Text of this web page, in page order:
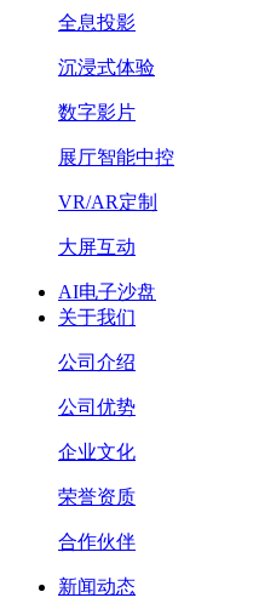
全息投影
沉浸式体验
数字影片
展厅智能中控
VR/AR定制
大屏互动
AI电子沙盘
关于我们
公司介绍
公司优势
企业文化
荣誉资质
合作伙伴
新闻动态